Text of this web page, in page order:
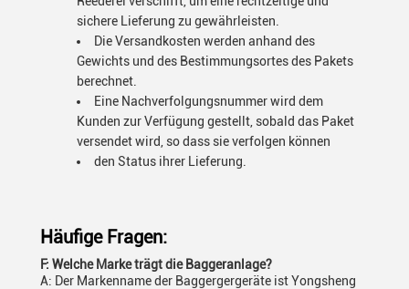
sichere Lieferung zu gewährleisten.
Die Versandkosten werden anhand des
Gewichts und des Bestimmungsortes des Pakets
berechnet.
Eine Nachverfolgungsnummer wird dem
Kunden zur Verfügung gestellt, sobald das Paket
versendet wird, so dass sie verfolgen können
den Status ihrer Lieferung.
Häufige Fragen:
F: Welche Marke trägt die Baggeranlage?
A: Der Markenname der Baggergergeräte ist Yongsheng